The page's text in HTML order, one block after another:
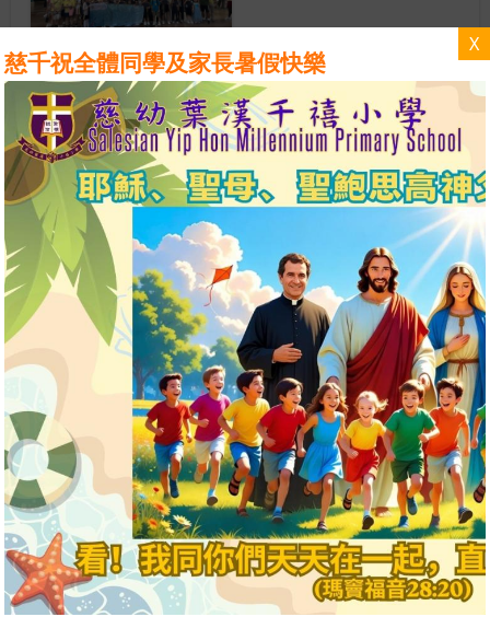
16/07/2026
慈千全力支持仁濟醫院舉辦
「仁濟安老送關懷...
慈幼葉漢千禧小學2025-
2026年度慈...
光榮榜
慈千畢業生伍穎彤Rainbow
出戰全國滑板錦標賽
18/07/2026
本校圖書館主任鍾絮蘭老師
獲聯合電子出版有限公司邀
請於第五屆香港中小學電子
閱讀論壇暨《讓孩子愛上閱
讀的100個方法》新書發佈
會作分享嘉賓
18/07/2026
X
慈千祝全體同學及家長暑假快樂